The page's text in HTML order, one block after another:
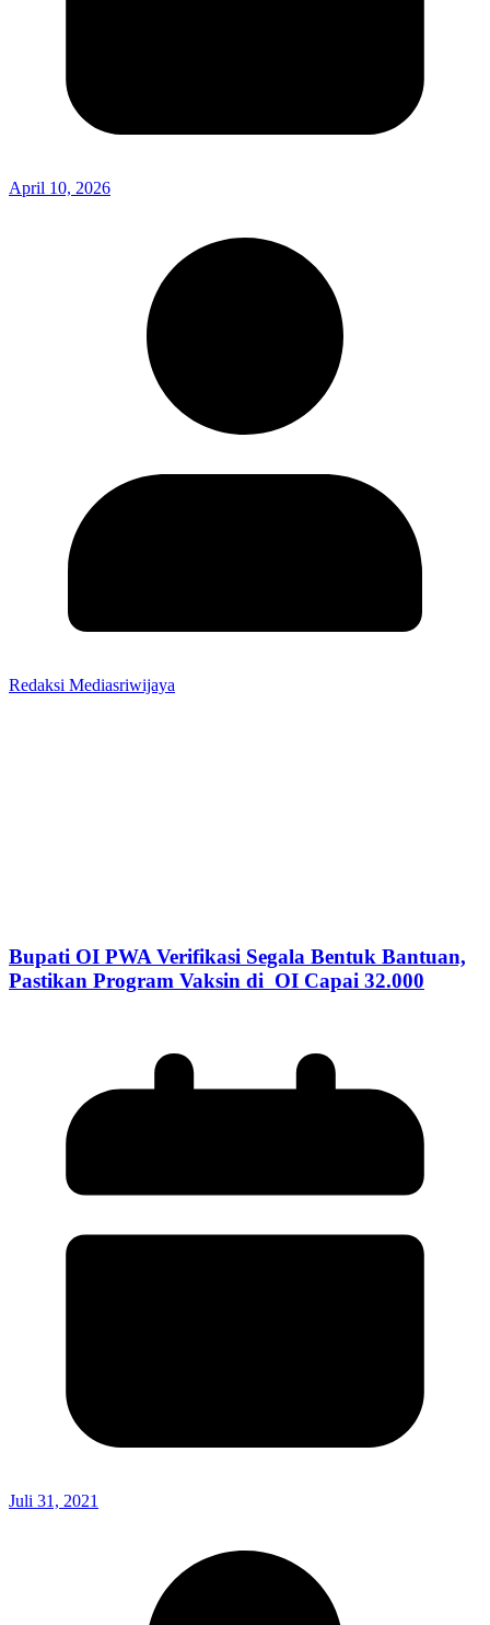
April 10, 2026
Redaksi Mediasriwijaya
Bupati OI PWA Verifikasi Segala Bentuk Bantuan,
Pastikan Program Vaksin di OI Capai 32.000
Juli 31, 2021